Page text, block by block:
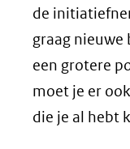
de
graag
een grotere
moet je er
die je al hebt